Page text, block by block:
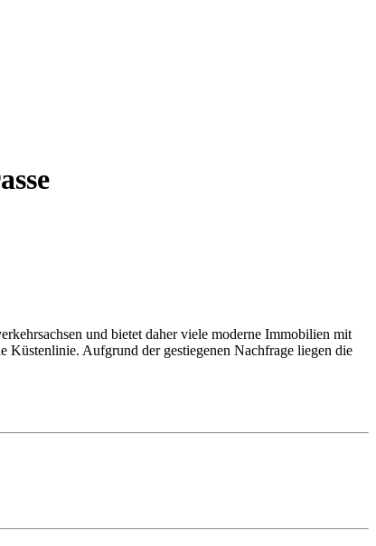
und bietet daher viele moderne Immobilien mit
Küstenlinie. Aufgrund der gestiegenen Nachfrage liegen die